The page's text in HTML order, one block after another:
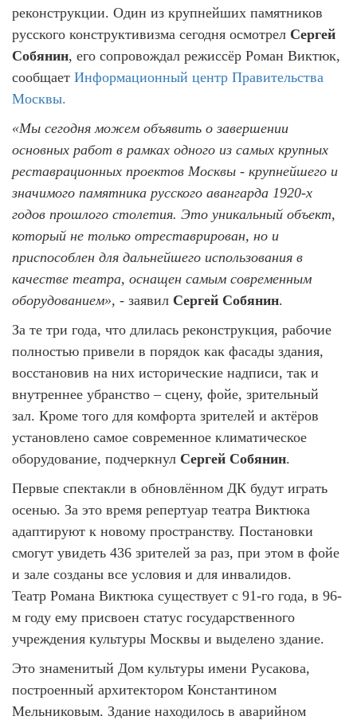
реконструкции. Один из крупнейших памятников
русского конструктивизма сегодня осмотрел Сергей
Собянин, его сопровождал режиссёр Роман Виктюк,
сообщает Информационный центр Правительства
Москвы.
«Мы сегодня можем объявить о завершении
основных работ в рамках одного из самых крупных
реставрационных проектов Москвы - крупнейшего и
значимого памятника русского авангарда 1920-х
годов прошлого столетия. Это уникальный объект,
который не только отреставрирован, но и
приспособлен для дальнейшего использования в
качестве театра, оснащен самым современным
оборудованием», - заявил Сергей Собянин.
За те три года, что длилась реконструкция, рабочие
полностью привели в порядок как фасады здания,
восстановив на них исторические надписи, так и
внутреннее убранство – сцену, фойе, зрительный
зал. Кроме того для комфорта зрителей и актёров
установлено самое современное климатическое
оборудование, подчеркнул Сергей Собянин.
Первые спектакли в обновлённом ДК будут играть
осенью. За это время репертуар театра Виктюка
адаптируют к новому пространству. Постановки
смогут увидеть 436 зрителей за раз, при этом в фойе
и зале созданы все условия и для инвалидов.
Театр Романа Виктюка существует с 91-го года, в 96-
м году ему присвоен статус государственного
учреждения культуры Москвы и выделено здание.
Это знаменитый Дом культуры имени Русакова,
построенный архитектором Константином
Мельниковым. Здание находилось в аварийном